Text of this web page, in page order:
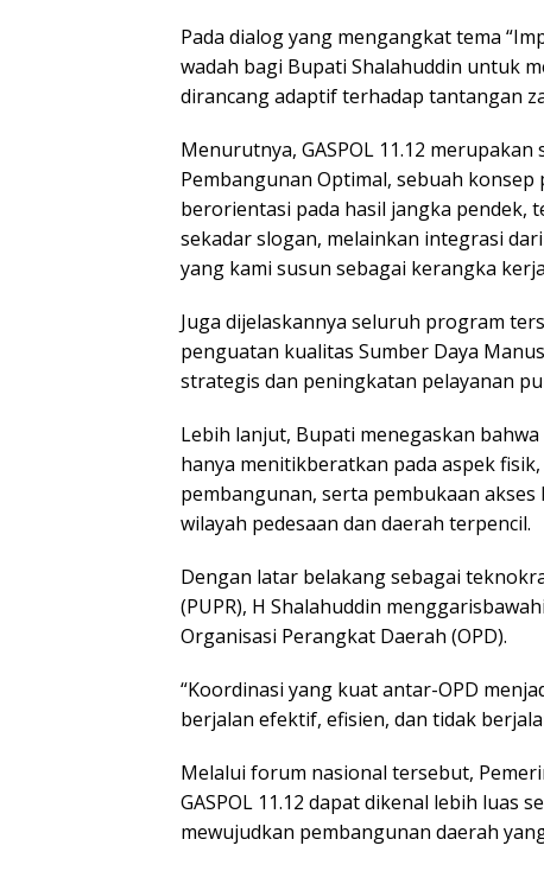
Pada dialog yang mengangkat tema
wadah bagi Bupati Shalahuddin untuk
dirancang adaptif terhadap tantangan
Menurutnya, GASPOL 11.12
Pembangunan Optimal, sebuah
berorientasi pada hasil jangka pendek,
sekadar slogan, melainkan integrasi
yang kami susun sebagai kerangka
Juga dijelaskannya seluruh program
penguatan kualitas Sumber Daya
strategis dan peningkatan pelayanan
Lebih lanjut, Bupati menegaskan
hanya menitikberatkan pada aspek
pembangunan, serta pembukaan
wilayah pedesaan dan daerah terpencil.
Dengan latar belakang sebagai
(PUPR), H Shalahuddin
Organisasi Perangkat Daerah (OPD).
“Koordinasi yang kuat antar-OPD
berjalan efektif, efisien, dan tidak
Melalui forum nasional tersebut,
GASPOL 11.12 dapat dikenal lebih luas
mewujudkan pembangunan daerah